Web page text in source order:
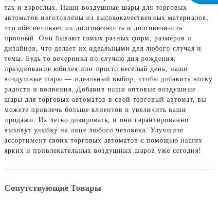
так и взрослых. Наши воздушные шары для торговых
автоматов изготовлены из высококачественных материалов,
что обеспечивает их долговечность и долговечность.
прочный. Они бывают самых разных форм, размеров и
дизайнов, что делает их идеальными для любого случая и
темы. Будь то вечеринка по случаю дня рождения,
празднование юбилея или просто веселый день, наши
воздушные шары — идеальный выбор, чтобы добавить нотку
радости и волнения. Добавив наши оптовые воздушные
шары для торговых автоматов в свой торговый автомат, вы
можете привлечь больше клиентов и увеличить ваши
продажи. Их легко дозировать, и они гарантированно
вызовут улыбку на лице любого человека. Улучшите
ассортимент своих торговых автоматов с помощью наших
ярких и привлекательных воздушных шаров уже сегодня!
Сопутствующие Товары